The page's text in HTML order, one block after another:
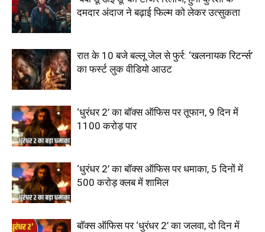
दमदार अंदाज ने बढ़ाई फिल्म को लेकर उत्सुकता
रात के 10 बजे बल्लू जेल से फुर्र: ‘खलनायक रिटर्न्स’
का फर्स्ट लुक वीडियो आउट
‘धुरंधर 2’ का बॉक्स ऑफिस पर तूफान, 9 दिन में
1100 करोड़ पार
‘धुरंधर 2’ का बॉक्स ऑफिस पर धमाका, 5 दिनों में
500 करोड़ क्लब में शामिल
बॉक्स ऑफिस पर ‘धुरंधर 2’ का जलवा, दो दिन में